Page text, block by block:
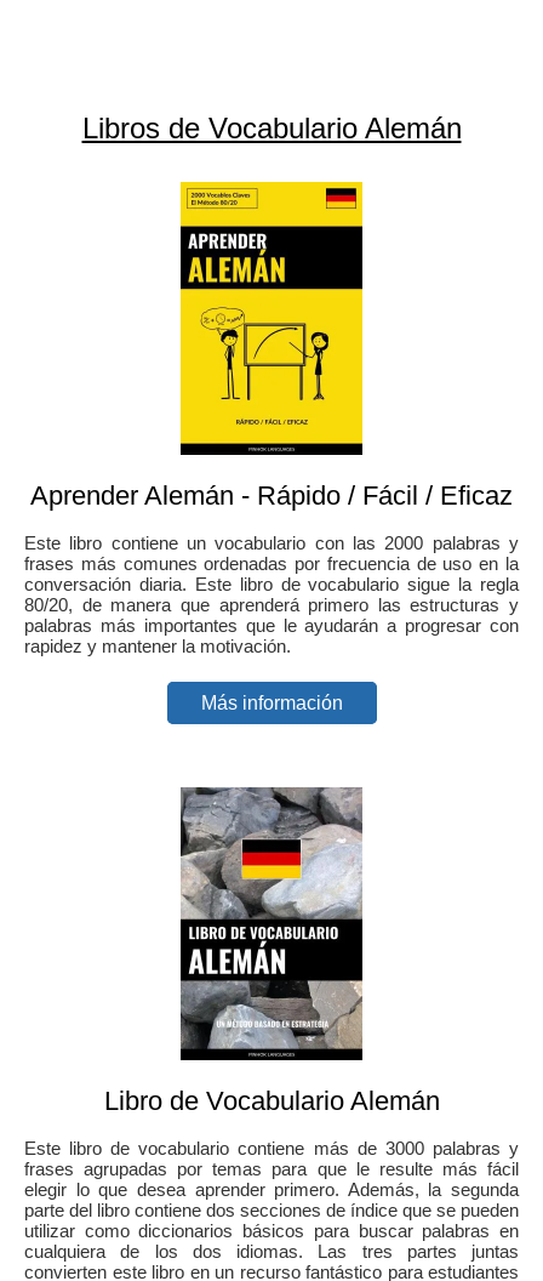
Libros de Vocabulario Alemán
Aprender Alemán - Rápido / Fácil / Eficaz
Este libro contiene un vocabulario con las 2000 palabras y
frases más comunes ordenadas por frecuencia de uso en la
conversación diaria. Este libro de vocabulario sigue la regla
80/20, de manera que aprenderá primero las estructuras y
palabras más importantes que le ayudarán a progresar con
rapidez y mantener la motivación.
Más información
Libro de Vocabulario Alemán
Este libro de vocabulario contiene más de 3000 palabras y
frases agrupadas por temas para que le resulte más fácil
elegir lo que desea aprender primero. Además, la segunda
parte del libro contiene dos secciones de índice que se pueden
utilizar como diccionarios básicos para buscar palabras en
cualquiera de los dos idiomas. Las tres partes juntas
convierten este libro en un recurso fantástico para estudiantes